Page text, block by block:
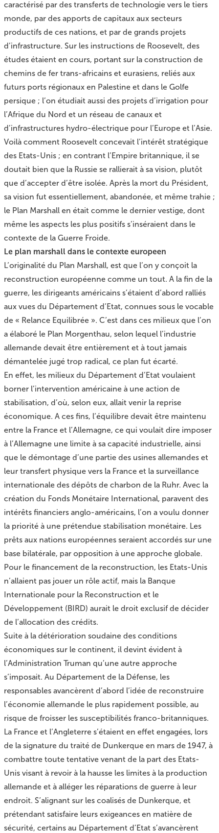
caractérisé par des transferts de technologie vers le tiers
monde, par des apports de capitaux aux secteurs
productifs de ces nations, et par de grands projets
d’infrastructure. Sur les instructions de Roosevelt, des
études étaient en cours, portant sur la construction de
chemins de fer trans-africains et eurasiens, reliés aux
futurs ports régionaux en Palestine et dans le Golfe
persique ; l’on étudiait aussi des projets d’irrigation pour
l’Afrique du Nord et un réseau de canaux et
d’infrastructures hydro-électrique pour l’Europe et l’Asie.
Voilà comment Roosevelt concevait l’intérêt stratégique
des Etats-Unis ; en contrant l’Empire britannique, il se
doutait bien que la Russie se rallierait à sa vision, plutôt
que d’accepter d’être isolée. Après la mort du Président,
sa vision fut essentiellement, abandonée, et même trahie ;
le Plan Marshall en était comme le dernier vestige, dont
même les aspects les plus positifs s’inséraient dans le
contexte de la Guerre Froide.
Le plan marshall dans le contexte europeen
L’originalité du Plan Marshall, est que l’on y conçoit la
reconstruction européenne comme un tout. A la fin de la
guerre, les dirigeants américains s’étaient d’abord ralliés
aux vues du Département d’Etat, connues sous le vocable
de « Relance Equilibrée ». C’est dans ces milieux que l’on
a élaboré le Plan Morgenthau, selon lequel l’industrie
allemande devait être entièrement et à tout jamais
démantelée jugé trop radical, ce plan fut écarté.
En effet, les milieux du Département d’Etat voulaient
borner l’intervention américaine à une action de
stabilisation, d’où, selon eux, allait venir la reprise
économique. A ces fins, l’équilibre devait être maintenu
entre la France et l’Allemagne, ce qui voulait dire imposer
à l’Allemagne une limite à sa capacité industrielle, ainsi
que le démontage d’une partie des usines allemandes et
leur transfert physique vers la France et la surveillance
internationale des dépôts de charbon de la Ruhr. Avec la
création du Fonds Monétaire International, paravent des
intérêts financiers anglo-américains, l’on a voulu donner
la priorité à une prétendue stabilisation monétaire. Les
prêts aux nations européennes seraient accordés sur une
base bilatérale, par opposition à une approche globale.
Pour le financement de la reconstruction, les Etats-Unis
n’allaient pas jouer un rôle actif, mais la Banque
Internationale pour la Reconstruction et le
Développement (BIRD) aurait le droit exclusif de décider
de l’allocation des crédits.
Suite à la détérioration soudaine des conditions
économiques sur le continent, il devint évident à
l’Administration Truman qu’une autre approche
s’imposait. Au Département de la Défense, les
responsables avancèrent d’abord l’idée de reconstruire
l’économie allemande le plus rapidement possible, au
risque de froisser les susceptibilités franco-britanniques.
La France et l’Angleterre s’étaient en effet engagées, lors
de la signature du traité de Dunkerque en mars de 1947, à
combattre toute tentative venant de la part des Etats-
Unis visant à revoir à la hausse les limites à la production
allemande et à alléger les réparations de guerre à leur
endroit. S’alignant sur les coalisés de Dunkerque, et
prétendant satisfaire leurs exigeances en matière de
sécurité, certains au Département d’Etat s’avancèrent